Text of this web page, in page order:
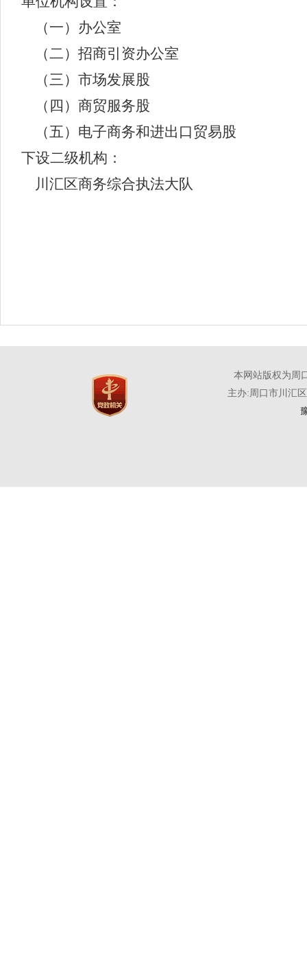
（一）办公室
（二）招商引资办公室
（三）市场发展股
（四）商贸服务股
（五）电子商务和进出口贸易股
下设二级机构：
川汇区商务综合执法大队
本网站版权为周
主办:周口市川汇